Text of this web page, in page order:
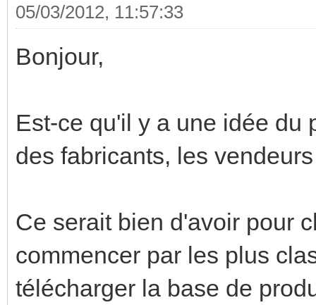
05/03/2012, 11:57:33
Bonjour,
Est-ce qu'il y a une idée du
des fabricants, les
Ce serait bien d'avoir pour
commencer par les plus
télécharger la base de